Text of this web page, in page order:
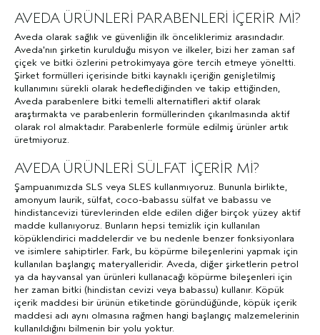
AVEDA ÜRÜNLERİ PARABENLERİ İÇERİR Mİ?
Aveda olarak sağlık ve güvenliğin ilk önceliklerimiz arasındadır.
Aveda'nın şirketin kurulduğu misyon ve ilkeler, bizi her zaman saf
çiçek ve bitki özlerini petrokimyaya göre tercih etmeye yöneltti.
Şirket formülleri içerisinde bitki kaynaklı içeriğin genişletilmiş
kullanımını sürekli olarak hedeflediğinden ve takip ettiğinden,
Aveda parabenlere bitki temelli alternatifleri aktif olarak
araştırmakta ve parabenlerin formüllerinden çıkarılmasında aktif
olarak rol almaktadır. Parabenlerle formüle edilmiş ürünler artık
üretmiyoruz.
AVEDA ÜRÜNLERİ SÜLFAT İÇERİR Mİ?
Şampuanımızda SLS veya SLES kullanmıyoruz. Bununla birlikte,
amonyum laurik, sülfat, coco-babassu sülfat ve babassu ve
hindistancevizi türevlerinden elde edilen diğer birçok yüzey aktif
madde kullanıyoruz. Bunların hepsi temizlik için kullanılan
köpüklendirici maddelerdir ve bu nedenle benzer fonksiyonlara
ve isimlere sahiptirler. Fark, bu köpürme bileşenlerini yapmak için
kullanılan başlangıç materyalleridir. Aveda, diğer şirketlerin petrol
ya da hayvansal yan ürünleri kullanacağı köpürme bileşenleri için
her zaman bitki (hindistan cevizi veya babassu) kullanır. Köpük
içerik maddesi bir ürünün etiketinde göründüğünde, köpük içerik
maddesi adı aynı olmasına rağmen hangi başlangıç malzemelerinin
kullanıldığını bilmenin bir yolu yoktur.